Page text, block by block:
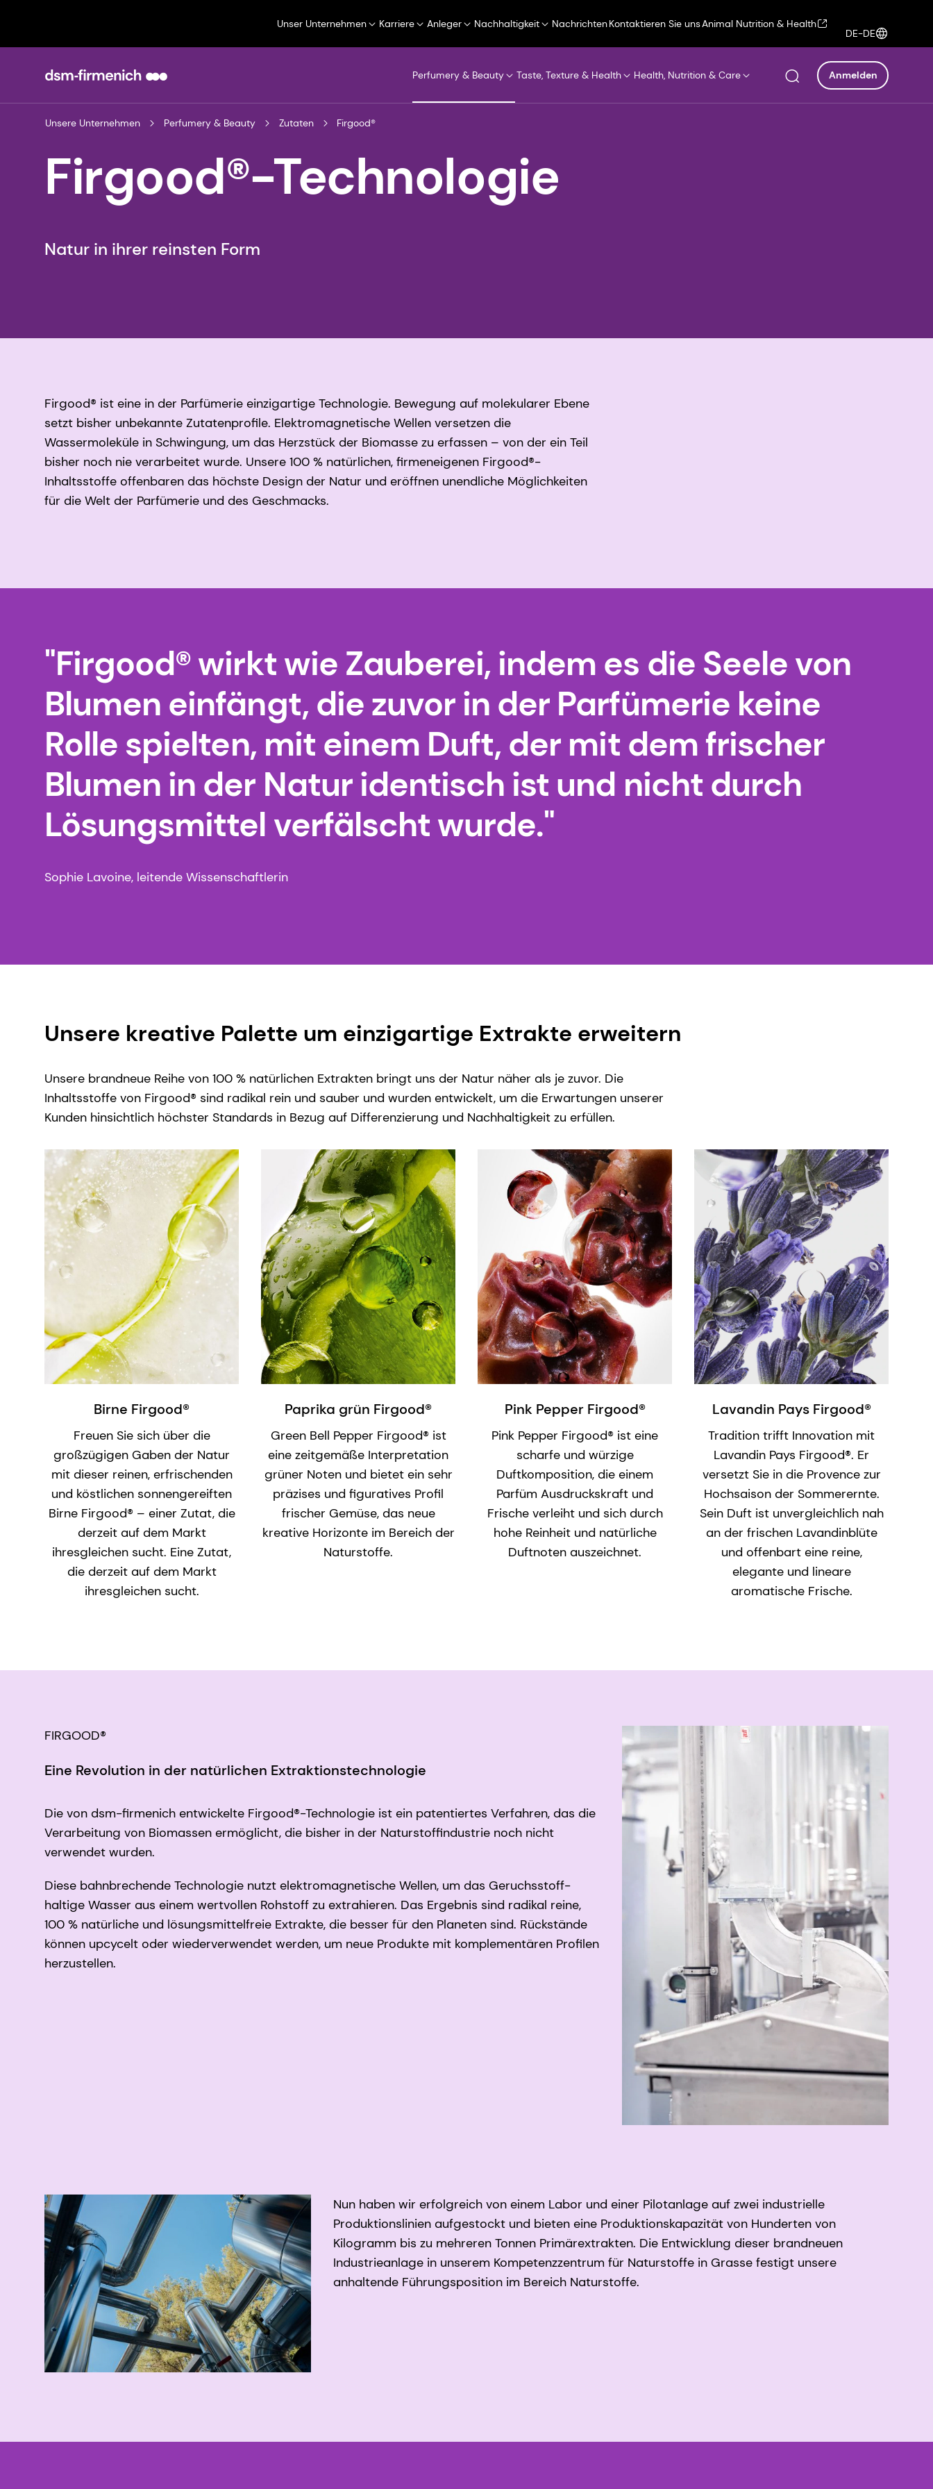
Unser Unternehmen Karriere Anleger Nachhaltigkeit NachrichtenKontaktieren Sie unsAnimal Nutrition & Health
DE-DE
Perfumery & Beauty Taste, Texture & Health Health, Nutrition & Care Anmelden
Unsere Unternehmen Perfumery & Beauty Zutaten Firgood®
Firgood®-Technologie
Natur in ihrer reinsten Form
Firgood® ist eine in der Parfümerie einzigartige Technologie. Bewegung auf molekularer Ebene
setzt bisher unbekannte Zutatenprofile. Elektromagnetische Wellen versetzen die
Wassermoleküle in Schwingung, um das Herzstück der Biomasse zu erfassen – von der ein Teil
bisher noch nie verarbeitet wurde. Unsere 100 % natürlichen, firmeneigenen Firgood®-
Inhaltsstoffe offenbaren das höchste Design der Natur und eröffnen unendliche Möglichkeiten
für die Welt der Parfümerie und des Geschmacks.
"Firgood® wirkt wie Zauberei, indem es die Seele von
Blumen einfängt, die zuvor in der Parfümerie keine
Rolle spielten, mit einem Duft, der mit dem frischer
Blumen in der Natur identisch ist und nicht durch
Lösungsmittel verfälscht wurde."
Sophie Lavoine, leitende Wissenschaftlerin
Unsere kreative Palette um einzigartige Extrakte erweitern
Unsere brandneue Reihe von 100 % natürlichen Extrakten bringt uns der Natur näher als je zuvor. Die
Inhaltsstoffe von Firgood® sind radikal rein und sauber und wurden entwickelt, um die Erwartungen unserer
Kunden hinsichtlich höchster Standards in Bezug auf Differenzierung und Nachhaltigkeit zu erfüllen.
Birne Firgood®
Freuen Sie sich über die
großzügigen Gaben der Natur
mit dieser reinen, erfrischenden
und köstlichen sonnengereiften
Birne Firgood® – einer Zutat, die
derzeit auf dem Markt
ihresgleichen sucht. Eine Zutat,
die derzeit auf dem Markt
ihresgleichen sucht.
Paprika grün Firgood®
Green Bell Pepper Firgood® ist
eine zeitgemäße Interpretation
grüner Noten und bietet ein sehr
präzises und figuratives Profil
frischer Gemüse, das neue
kreative Horizonte im Bereich der
Naturstoffe.
Pink Pepper Firgood®
Pink Pepper Firgood® ist eine
scharfe und würzige
Duftkomposition, die einem
Parfüm Ausdruckskraft und
Frische verleiht und sich durch
hohe Reinheit und natürliche
Duftnoten auszeichnet.
Lavandin Pays Firgood®
Tradition trifft Innovation mit
Lavandin Pays Firgood®. Er
versetzt Sie in die Provence zur
Hochsaison der Sommerernte.
Sein Duft ist unvergleichlich nah
an der frischen Lavandinblüte
und offenbart eine reine,
elegante und lineare
aromatische Frische.
FIRGOOD®
Eine Revolution in der natürlichen Extraktionstechnologie
Die von dsm-firmenich entwickelte Firgood®-Technologie ist ein patentiertes Verfahren, das die
Verarbeitung von Biomassen ermöglicht, die bisher in der Naturstoffindustrie noch nicht
verwendet wurden.
Diese bahnbrechende Technologie nutzt elektromagnetische Wellen, um das Geruchsstoff-
haltige Wasser aus einem wertvollen Rohstoff zu extrahieren. Das Ergebnis sind radikal reine,
100 % natürliche und lösungsmittelfreie Extrakte, die besser für den Planeten sind. Rückstände
können upcycelt oder wiederverwendet werden, um neue Produkte mit komplementären Profilen
herzustellen.
Nun haben wir erfolgreich von einem Labor und einer Pilotanlage auf zwei industrielle
Produktionslinien aufgestockt und bieten eine Produktionskapazität von Hunderten von
Kilogramm bis zu mehreren Tonnen Primärextrakten. Die Entwicklung dieser brandneuen
Industrieanlage in unserem Kompetenzzentrum für Naturstoffe in Grasse festigt unsere
anhaltende Führungsposition im Bereich Naturstoffe.